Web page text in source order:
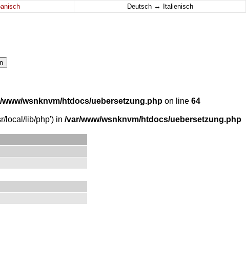
Deutsch ↔ Italienisch
www/wsnknvm/htdocs/uebersetzung.phpon line 64
local/lib/php') in /var/www/wsnknvm/htdocs/uebersetzung.php